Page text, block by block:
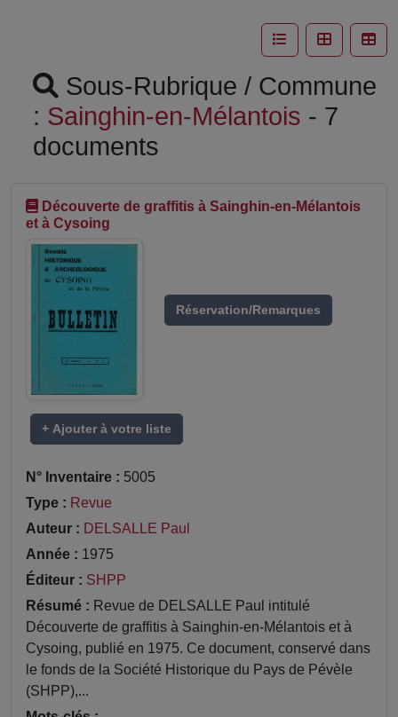
Sous-Rubrique / Commune
: Sainghin-en-Mélantois - 7
documents
Découverte de graffitis à Sainghin-en-Mélantois
et à Cysoing
Réservation/Remarques
+ Ajouter à votre liste
N° Inventaire : 5005
Type : Revue
Auteur : DELSALLE Paul
Année : 1975
Éditeur : SHPP
Résumé : Revue de DELSALLE Paul intitulé
Découverte de graffitis à Sainghin-en-Mélantois et à
Cysoing, publié en 1975. Ce document, conservé dans
le fonds de la Société Historique du Pays de Pévèle
(SHPP),...